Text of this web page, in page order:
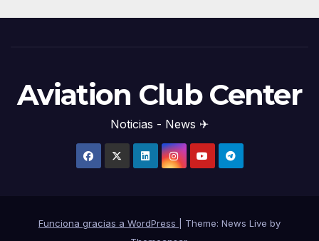
Aviation Club Center
Noticias - News ✈
Funciona gracias a WordPress
Theme: News Live by